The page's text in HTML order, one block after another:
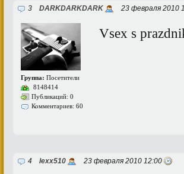
3 DARKDARKDARK 23 февраля 2010
Группа: Посетители
8148414
Публикаций: 0
Комментариев: 60
Vsex s
4 lexx510 23 февраля 2010 12:00